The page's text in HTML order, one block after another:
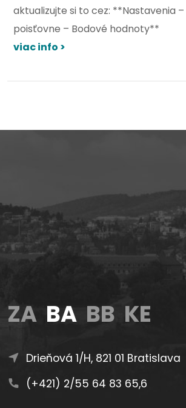
aktualizujte si to cez: **Nastavenia
poisťovne – Bodové hodnoty**
viac info >
ZA BA BB KE
Drieňová 1/H, 821 01 Bratislava
(+421) 2/55 64 83 65,6